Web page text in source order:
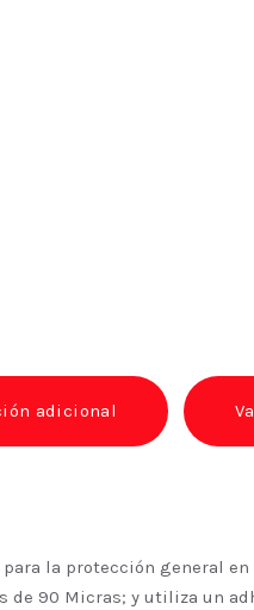
adicional
la protección general
de 90 Micras; y utiliza un